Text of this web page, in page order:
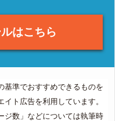
はこちら
基準でおすすめできるものを
ト広告を利用しています。
ジ数」などについては執筆時